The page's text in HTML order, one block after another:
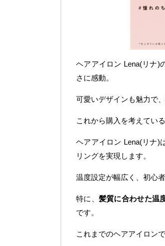
ヘアアイロン Lena(リナ)
さに感動。
可愛いデザインも魅力で
これから購入を考えてい
ヘアアイロン Lena(リナ)
リングを実現します。
温度設定が幅広く、初心
特に、 髪質に合わせた温
です。
これまでのヘアアイロン